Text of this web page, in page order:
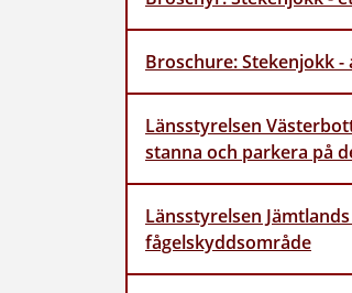
Broschure: Stekenjokk
Länsstyrelsen
stanna och parkera på
Länsstyrelsen
fågelskyddsområde